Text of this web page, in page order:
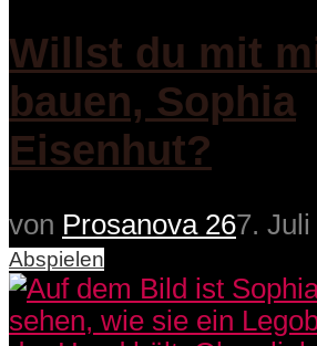
Willst du mit
bauen, Sophia
Eisenhut?
von Prosanova 267.
Abspielen